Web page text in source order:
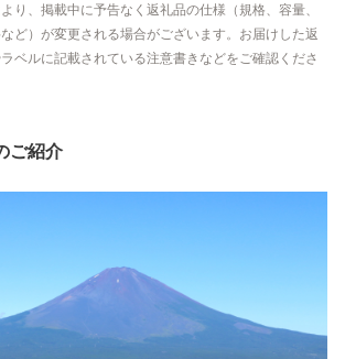
り、掲載中に予告なく返礼品の仕様（規格、容量、
ど）が変更される場合がございます。お届けした返
ベルに記載されている注意書きなどをご確認くださ
ご紹介